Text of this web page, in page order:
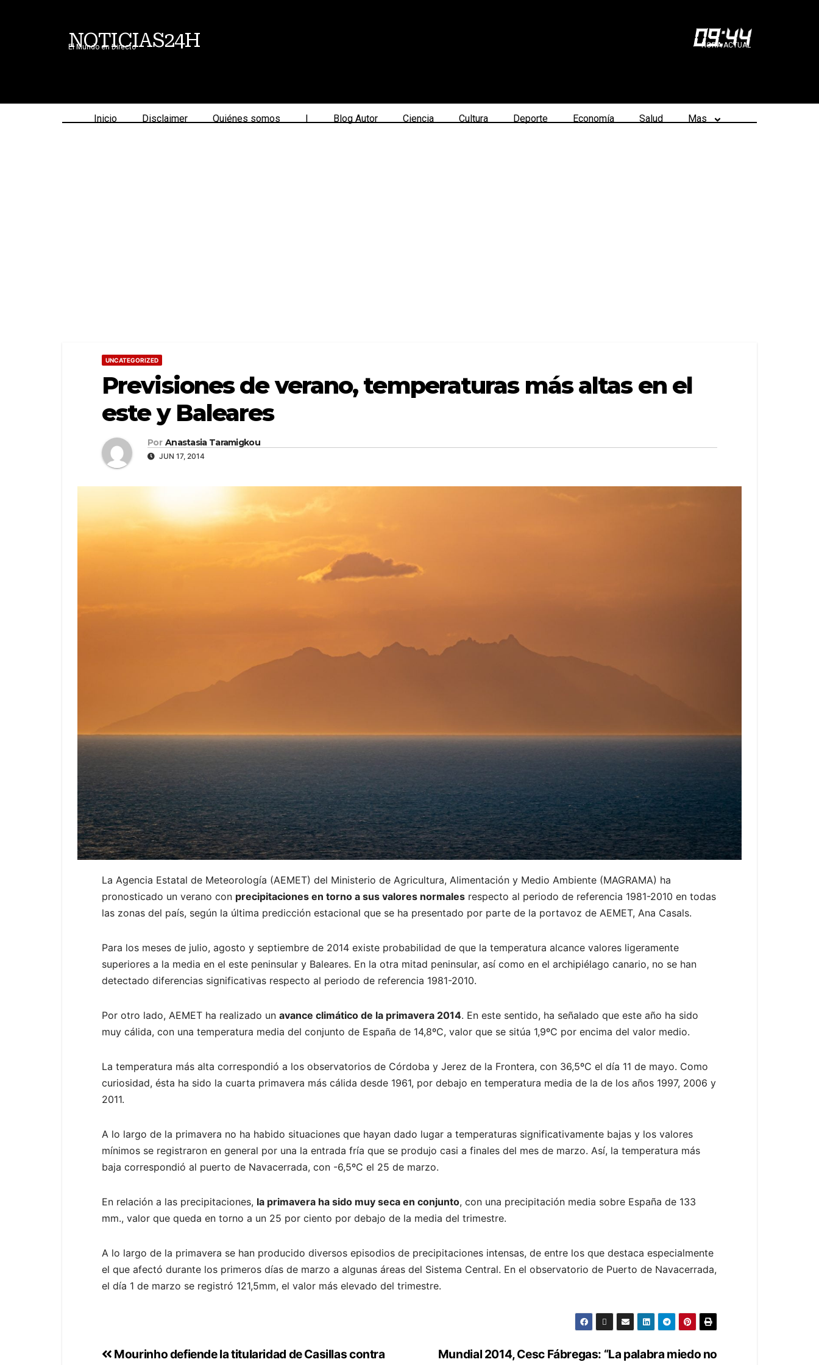
NOTICIAS24H
El Mundo en Directo 09:44
HORA ACTUAL
Inicio Disclaimer Quiénes somos | Blog Autor Ciencia Cultura Deporte Economía Salud Mas
UNCATEGORIZED
Previsiones de verano, temperaturas más altas en el
este y Baleares
Por Anastasia Taramigkou
JUN 17, 2014
La Agencia Estatal de Meteorología (AEMET) del Ministerio de Agricultura, Alimentación y Medio Ambiente (MAGRAMA) ha
pronosticado un verano con precipitaciones en torno a sus valores normales respecto al periodo de referencia 1981-2010 en todas
las zonas del país, según la última predicción estacional que se ha presentado por parte de la portavoz de AEMET, Ana Casals.
Para los meses de julio, agosto y septiembre de 2014 existe probabilidad de que la temperatura alcance valores ligeramente
superiores a la media en el este peninsular y Baleares. En la otra mitad peninsular, así como en el archipiélago canario, no se han
detectado diferencias significativas respecto al periodo de referencia 1981-2010.
Por otro lado, AEMET ha realizado un avance climático de la primavera 2014. En este sentido, ha señalado que este año ha sido
muy cálida, con una temperatura media del conjunto de España de 14,8ºC, valor que se sitúa 1,9ºC por encima del valor medio.
La temperatura más alta correspondió a los observatorios de Córdoba y Jerez de la Frontera, con 36,5ºC el día 11 de mayo. Como
curiosidad, ésta ha sido la cuarta primavera más cálida desde 1961, por debajo en temperatura media de la de los años 1997, 2006 y
2011.
A lo largo de la primavera no ha habido situaciones que hayan dado lugar a temperaturas significativamente bajas y los valores
mínimos se registraron en general por una la entrada fría que se produjo casi a finales del mes de marzo. Así, la temperatura más
baja correspondió al puerto de Navacerrada, con -6,5ºC el 25 de marzo.
En relación a las precipitaciones, la primavera ha sido muy seca en conjunto, con una precipitación media sobre España de 133
mm., valor que queda en torno a un 25 por ciento por debajo de la media del trimestre.
A lo largo de la primavera se han producido diversos episodios de precipitaciones intensas, de entre los que destaca especialmente
el que afectó durante los primeros días de marzo a algunas áreas del Sistema Central. En el observatorio de Puerto de Navacerrada,
el día 1 de marzo se registró 121,5mm, el valor más elevado del trimestre.
Mundial 2014, Cesc Fábregas: “La palabra miedo no
Mourinho defiende la titularidad de Casillas contra